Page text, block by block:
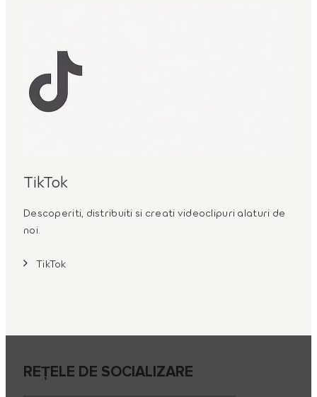
TikTok
Descoperiti, distribuiti si creati videoclipuri alaturi de
noi.
TikTok
REȚELE DE SOCIALIZARE